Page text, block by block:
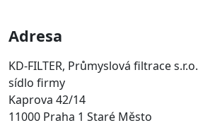
Adresa
KD-FILTER, Průmyslová filtrace s.r.o.
sídlo firmy
Kaprova 42/14
11000 Praha 1 Staré Město